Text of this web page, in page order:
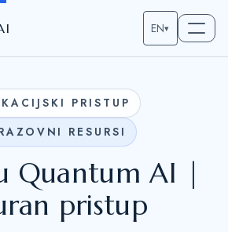
EN▾
PRISTUP
RESURSI
Quantum AI |
pristup